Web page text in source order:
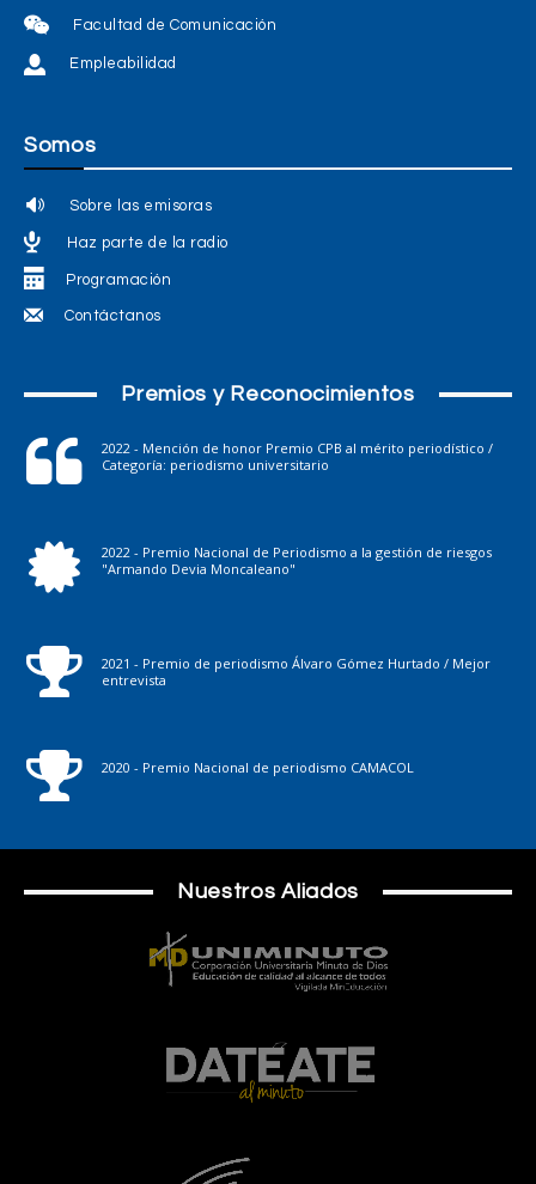
Facultad de Comunicación
Empleabilidad
Somos
Sobre las emisoras
Haz parte de la radio
Programación
Contáctanos
Premios y Reconocimientos
2022 - Mención de honor Premio CPB al mérito periodístico /
Categoría: periodismo universitario
2022 - Premio Nacional de Periodismo a la gestión de riesgos
"Armando Devia Moncaleano"
2021 - Premio de periodismo Álvaro Gómez Hurtado / Mejor
entrevista
2020 - Premio Nacional de periodismo CAMACOL
Nuestros Aliados